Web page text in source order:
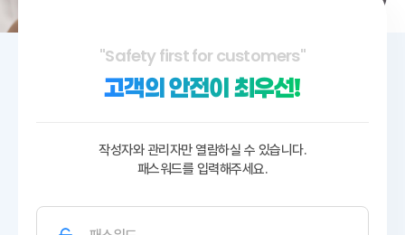
"Safety first for customers"
고객의 안전이 최우선!
작성자와 관리자만 열람하실 수 있습니다.
패스워드를 입력해주세요.